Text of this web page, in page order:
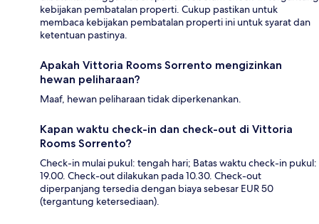
kebijakan pembatalan properti. Cukup pastikan untuk
membaca kebijakan pembatalan properti ini untuk syarat dan
ketentuan pastinya.
Apakah Vittoria Rooms Sorrento mengizinkan
hewan peliharaan?
Maaf, hewan peliharaan tidak diperkenankan.
Kapan waktu check-in dan check-out di Vittoria
Rooms Sorrento?
Check-in mulai pukul: tengah hari; Batas waktu check-in pukul:
19.00. Check-out dilakukan pada 10.30. Check-out
diperpanjang tersedia dengan biaya sebesar EUR 50
(tergantung ketersediaan).